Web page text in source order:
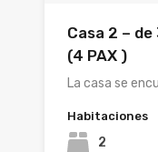
Casa 2 –
(4 PAX )
La casa se
Habitaciones
2